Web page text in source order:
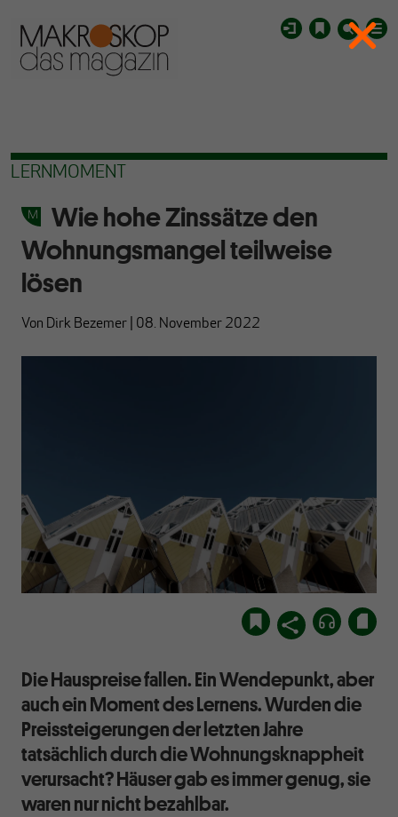
LERNMOMENT
Wie hohe Zinssätze den
Wohnungsmangel teilweise
lösen
Von Dirk Bezemer 08. November 2022
Die Hauspreise fallen. Ein Wendepunkt, aber
auch ein Moment des Lernens. Wurden die
Preissteigerungen der letzten Jahre
tatsächlich durch die Wohnungsknappheit
verursacht? Häuser gab es immer genug, sie
waren nur nicht bezahlbar.